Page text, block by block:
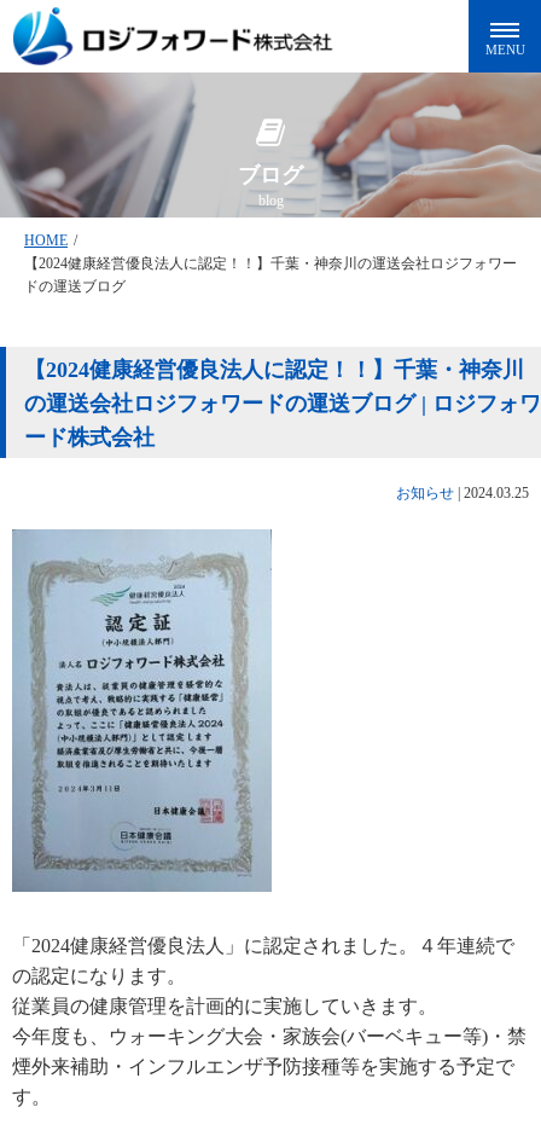
ブログ
blog
HOME /
【2024健康経営優良法人に認定！！】千葉・神奈川の運送会社ロジフォワー
ドの運送ブログ
【2024健康経営優良法人に認定！！】千葉・神奈川
の運送会社ロジフォワードの運送ブログ | ロジフォワ
ード株式会社
お知らせ 2024.03.25
「2024健康経営優良法人」に認定されました。４年連続で
の認定になります。
従業員の健康管理を計画的に実施していきます。
今年度も、ウォーキング大会・家族会(バーベキュー等)・禁
煙外来補助・インフルエンザ予防接種等を実施する予定で
す。